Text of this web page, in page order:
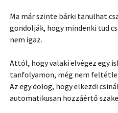
Ma már szinte bárki tanulhat
gondolják, hogy mindenki tud
nem igaz.
Attól, hogy valaki elvégez egy
tanfolyamon, még nem
Az egy dolog, hogy elkezdi
automatikusan hozzáértő